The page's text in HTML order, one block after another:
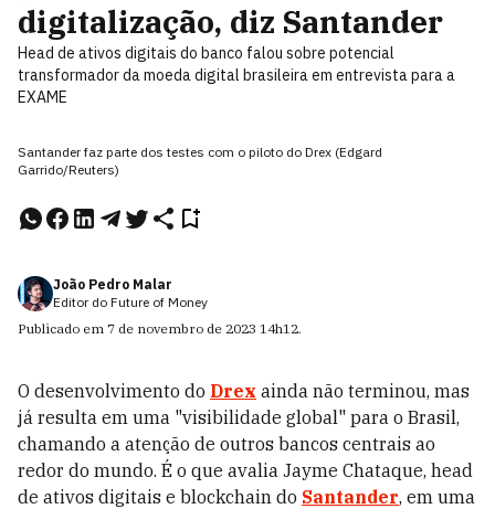
digitalização, diz Santander
Head de ativos digitais do banco falou sobre potencial
transformador da moeda digital brasileira em entrevista para a
EXAME
Santander faz parte dos testes com o piloto do Drex (Edgard
Garrido/Reuters)
João Pedro Malar
Editor do Future of Money
Publicado em 7 de novembro de 2023 14h12.
O desenvolvimento do Drex ainda não terminou, mas
já resulta em uma "visibilidade global" para o Brasil,
chamando a atenção de outros bancos centrais ao
redor do mundo. É o que avalia Jayme Chataque, head
de ativos digitais e blockchain do Santander, em uma